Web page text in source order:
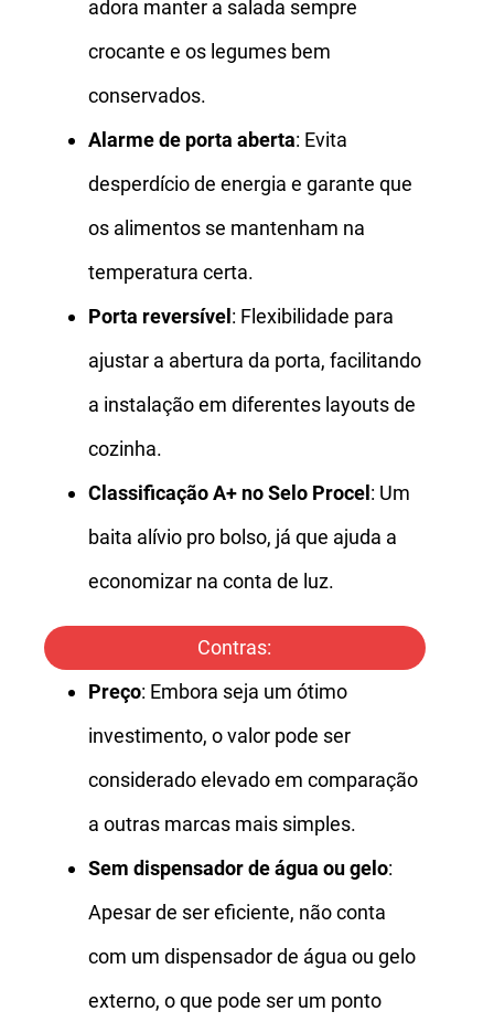
adora manter a salada sempre
crocante e os legumes bem
conservados.
Alarme de porta aberta: Evita
desperdício de energia e garante que
os alimentos se mantenham na
temperatura certa.
Porta reversível : Flexibilidade para
ajustar a abertura da porta, facilitando
a instalação em diferentes layouts de
cozinha.
Classificação A+ no Selo Procel : Um
baita alívio pro bolso, já que ajuda a
economizar na conta de luz.
Contras:
Preço: Embora seja um ótimo
investimento, o valor pode ser
considerado elevado em comparação
a outras marcas mais simples.
Sem dispensador de água ou gelo:
Apesar de ser eficiente, não conta
com um dispensador de água ou gelo
externo, o que pode ser um ponto